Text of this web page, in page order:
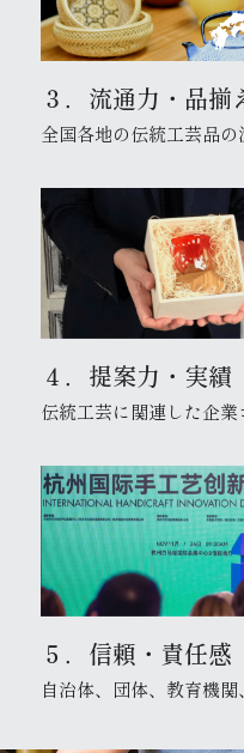
３．流通力・品揃
全国各地の伝統工芸品の
４．提案力・実績
伝統工芸に関連した企
５．信頼・責任感
自治体、団体、教育機